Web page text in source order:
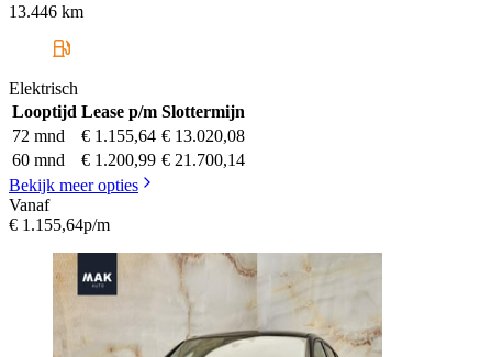
13.446 km
Elektrisch
Looptijd Lease p/m Slottermijn
72 mnd
€ 1.155,64 € 13.020,08
60 mnd
€ 1.200,99 € 21.700,14
Bekijk meer opties
Vanaf
€ 1.155,64p/m